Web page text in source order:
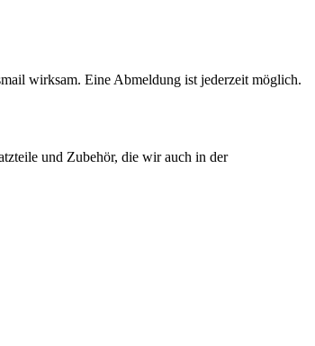
wirksam. Eine Abmeldung ist jederzeit möglich.
und Zubehör, die wir auch in der